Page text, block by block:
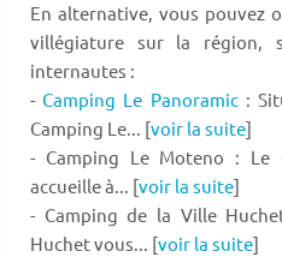
En alternative, vous pouvez
villégiature sur la région,
internautes :
-Camping Le Panoramic:
Camping Le... [voir la suite]
- Camping Le Moteno : Le
accueille à... [voir la suite]
- Camping de la Ville
Huchet vous... [voir la suite]